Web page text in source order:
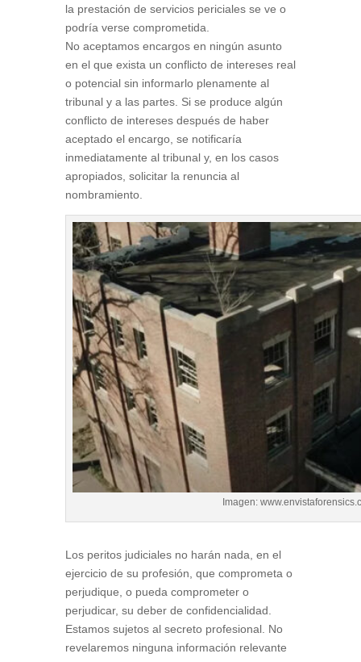
la prestación de servicios periciales se ve o
podría verse comprometida.
No aceptamos encargos en ningún asunto
en el que exista un conflicto de intereses real
o potencial sin informarlo plenamente al
tribunal y a las partes. Si se produce algún
conflicto de intereses después de haber
aceptado el encargo, se notificaría
inmediatamente al tribunal y, en los casos
apropiados, solicitar la renuncia al
nombramiento.
Imagen:
Los peritos judiciales no harán nada, en el
ejercicio de su profesión, que comprometa o
perjudique, o pueda comprometer o
perjudicar, su deber de confidencialidad.
Estamos sujetos al secreto profesional. No
revelaremos ninguna información relevante